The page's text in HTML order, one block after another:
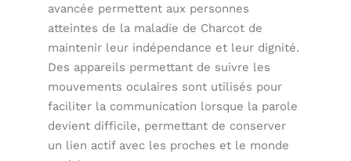
avancée permettent aux personnes
atteintes de la maladie de Charcot de
maintenir leur indépendance et leur dignité.
Des appareils permettant de suivre les
mouvements oculaires sont utilisés pour
faciliter la communication lorsque la parole
devient difficile, permettant de conserver
un lien actif avec les proches et le monde